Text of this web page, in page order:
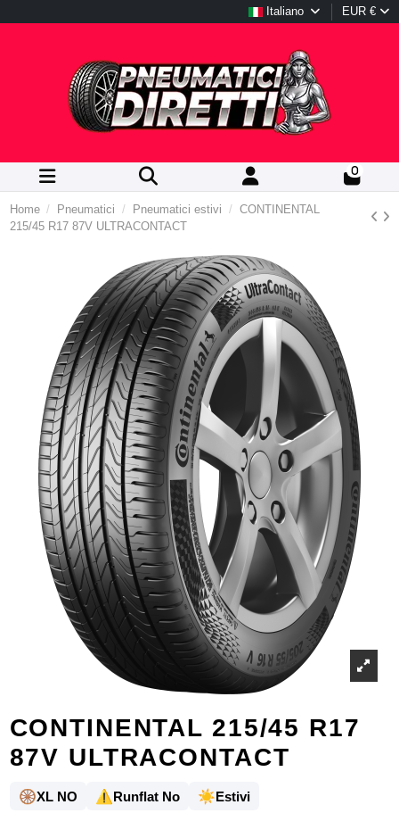
Italiano EUR €
0
Home Pneumatici Pneumatici estivi
CONTINENTAL
215/45 R17 87V ULTRACONTACT
CONTINENTAL 215/45 R17
87V ULTRACONTACT
🛞XL NO ⚠️Runflat No ☀️Estivi